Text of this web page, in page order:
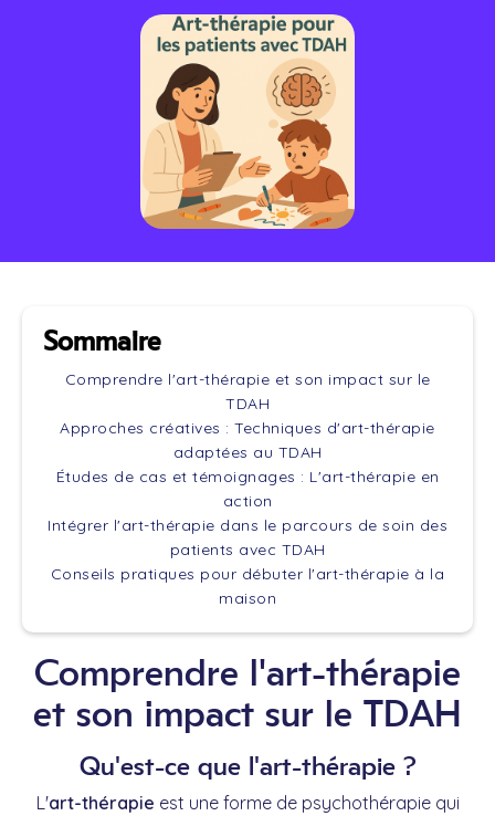
Sommaire
Comprendre l'art-thérapie et son impact sur le
TDAH
Approches créatives : Techniques d'art-thérapie
adaptées au TDAH
Études de cas et témoignages : L'art-thérapie en
action
Intégrer l'art-thérapie dans le parcours de soin des
patients avec TDAH
Conseils pratiques pour débuter l'art-thérapie à la
maison
Comprendre l'art-thérapie
et son impact sur le TDAH
Qu'est-ce que l'art-thérapie ?
L'art-thérapie est une forme de psychothérapie qui